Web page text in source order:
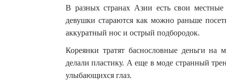
В разных странах Азии есть свои
девушки стараются как можно раньше
аккуратный нос и острый подбородок.
Кореянки тратят баснословные деньги
делали пластику. А еще в моде странный
улыбающихся глаз.